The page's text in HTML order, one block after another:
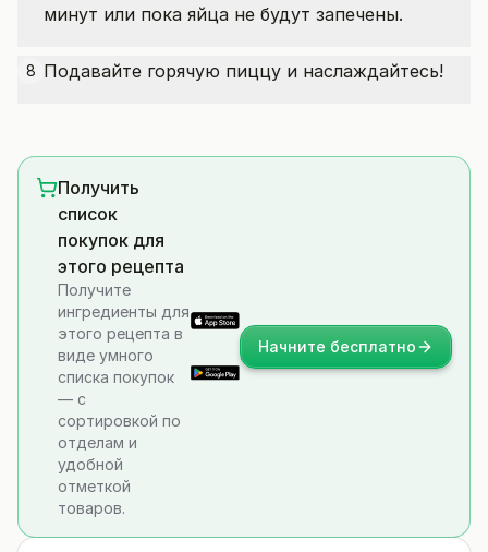
минут или пока яйца не будут запечены.
8 Подавайте горячую пиццу и наслаждайтесь!
Получить
список
покупок для
этого рецепта
Получите
ингредиенты для
этого рецепта в
виде умного
списка покупок
— с
сортировкой по
отделам и
удобной
отметкой
товаров.
Начните бесплатно